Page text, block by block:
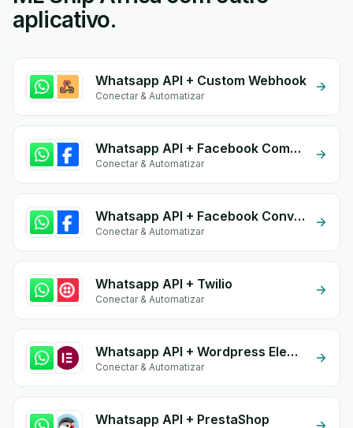
aplicativo.
Whatsapp API + Custom Webhook
Conectar & Automatizar
Whatsapp API + Facebook Commerce
Conectar & Automatizar
Whatsapp API + Facebook Conversion API (CAPI)
Conectar & Automatizar
Whatsapp API + Twilio
Conectar & Automatizar
Whatsapp API + Wordpress Elementor
Conectar & Automatizar
Whatsapp API + PrestaShop